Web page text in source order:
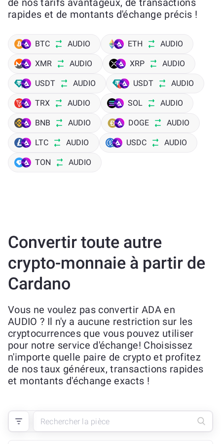
de nos tarifs avantageux, de transactions
rapides et de montants d'échange précis !
BTC AUDIO ETH AUDIO
XMR AUDIO XRP AUDIO
USDT AUDIO USDT AUDIO
TRX AUDIO SOL AUDIO
BNB AUDIO DOGE AUDIO
LTC AUDIO USDC AUDIO
TON AUDIO
Convertir toute autre
crypto-monnaie à partir de
Cardano
Vous ne voulez pas convertir ADA en
AUDIO ? Il n'y a aucune restriction sur les
cryptocurrences que vous pouvez utiliser
pour notre service d'échange! Choisissez
n'importe quelle paire de crypto et profitez
de nos taux généreux, transactions rapides
et montants d'échange exacts !